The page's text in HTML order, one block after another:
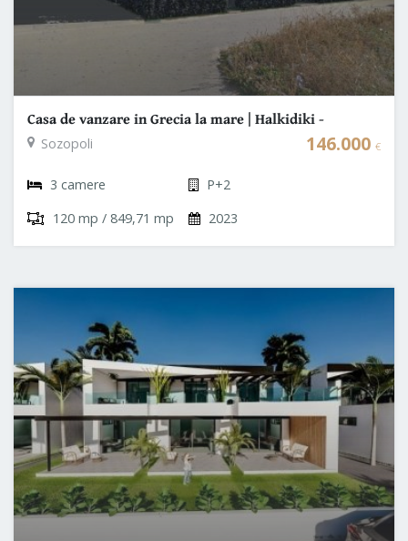
Casa de vanzare in Grecia la mare | Halkidiki -
Sozopoli
Sozopoli 146.000 €
3 camere
P+2
120 mp / 849,71 mp
2023